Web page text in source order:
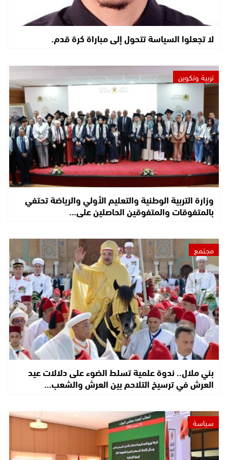
لا تجعلوا السياسة تتحول إلى مباراة كرة قدم.
تربية وتكوين
وزارة التربية الوطنية والتعليم الأولي والرياضة تحتفي
بالمتفوقات والمتفوقين الحاصلين على…
مجتمع
بني ملال.. ندوة علمية تسلط الضوء على دلالات عيد
العرش في ترسيخ التلاحم بين العرش والشعب…
سياسة